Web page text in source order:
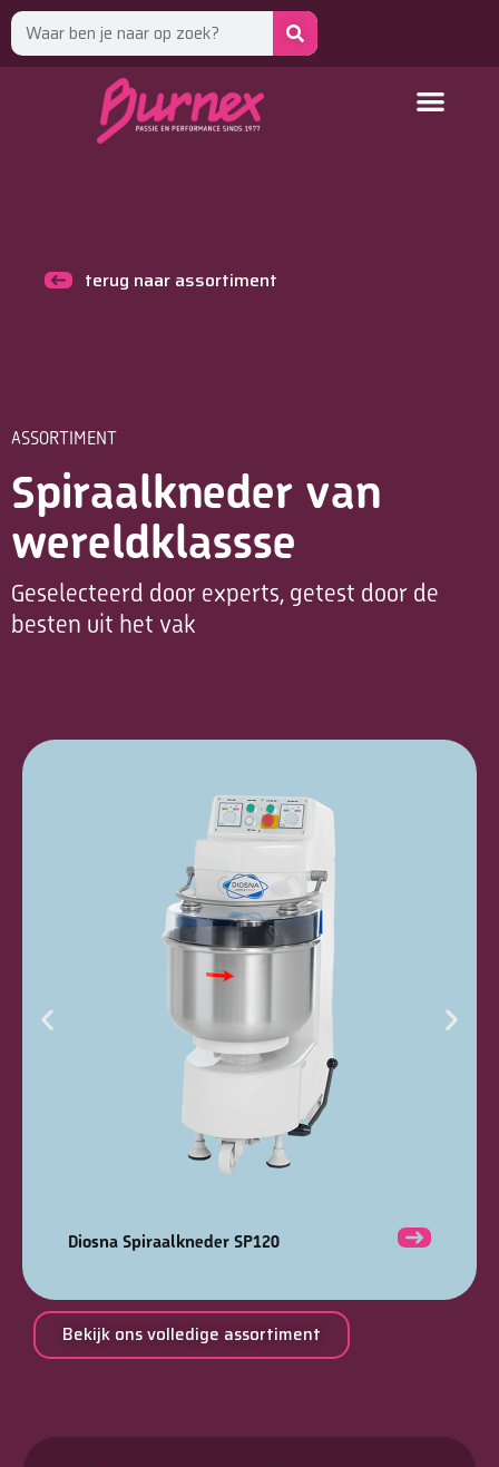
terug naar assortiment
ASSORTIMENT
Spiraalkneder van
wereldklassse
Geselecteerd door experts, getest door de
besten uit het vak
Diosna Spiraalkneder SP120
Bekijk ons volledige assortiment